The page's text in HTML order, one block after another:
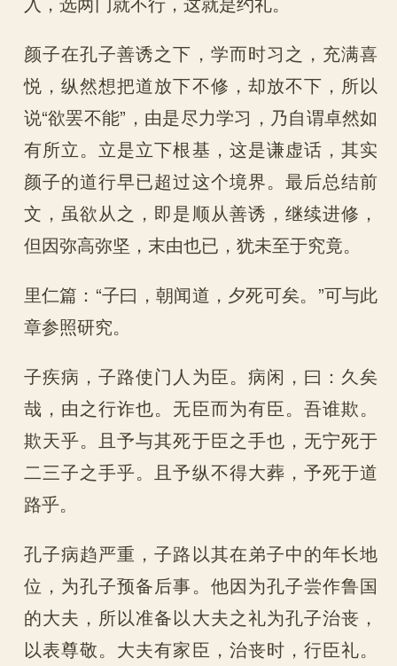
颜子在孔子善诱之下，学而时习之，充满喜
悦，纵然想把道放下不修，却放不下，所以
说“欲罢不能”，由是尽力学习，乃自谓卓然如
有所立。立是立下根基，这是谦虚话，其实
颜子的道行早已超过这个境界。最后总结前
文，虽欲从之，即是顺从善诱，继续进修，
但因弥高弥坚，末由也已，犹未至于究竟。
里仁篇：“子曰，朝闻道，夕死可矣。”可与此
章参照研究。
子疾病，子路使门人为臣。病闲，曰：久矣
哉，由之行诈也。无臣而为有臣。吾谁欺。
欺天乎。且予与其死于臣之手也，无宁死于
二三子之手乎。且予纵不得大葬，予死于道
路乎。
孔子病趋严重，子路以其在弟子中的年长地
位，为孔子预备后事。他因为孔子尝作鲁国
的大夫，所以准备以大夫之礼为孔子治丧，
以表尊敬。大夫有家臣，治丧时，行臣礼。